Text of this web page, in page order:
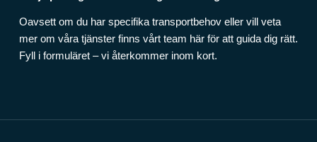
Oavsett om du har specifika transportbehov eller vill veta
mer om våra tjänster finns vårt team här för att guida dig rätt.
Fyll i formuläret – vi återkommer inom kort.